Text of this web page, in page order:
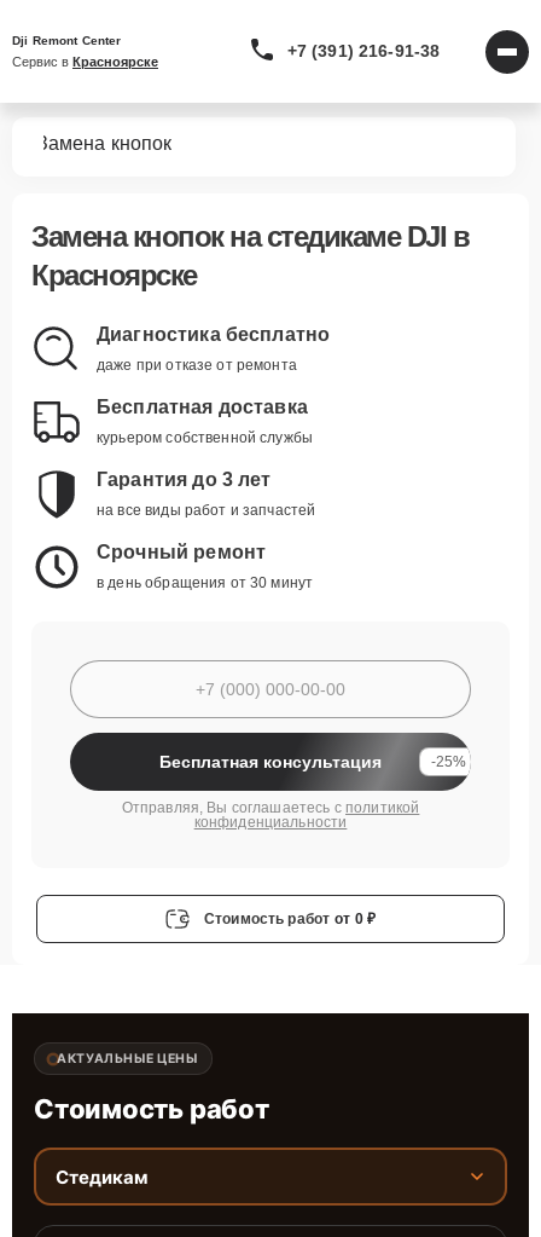
Dji Remont Center
Сервис в Красноярске
+7 (391) 216-91-38
Замена кнопок
Замена кнопокна стедикаме DJI в
Красноярске
Диагностика бесплатно
даже при отказе от ремонта
Бесплатная доставка
курьером собственной службы
Гарантия до 3 лет
на все виды работ и запчастей
Срочный ремонт
в день обращения от 30 минут
Бесплатная консультация -25%
Отправляя, Вы соглашаетесь с политикой
конфиденциальности
Стоимость работ от 0 ₽
АКТУАЛЬНЫЕ ЦЕНЫ
Стоимость работ
Стедикам